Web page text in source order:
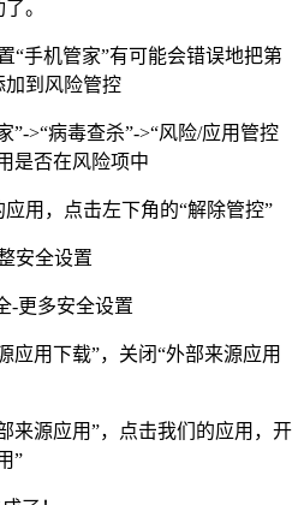
。
“手机管家”有可能会错误地把第
加到风险管控
”->“病毒查杀”->“风险/应用管控
是否在风险项中
用，点击左下角的“解除管控”
安全设置
-更多安全设置
应用下载”，关闭“外部来源应用
来源应用”，点击我们的应用，开
”